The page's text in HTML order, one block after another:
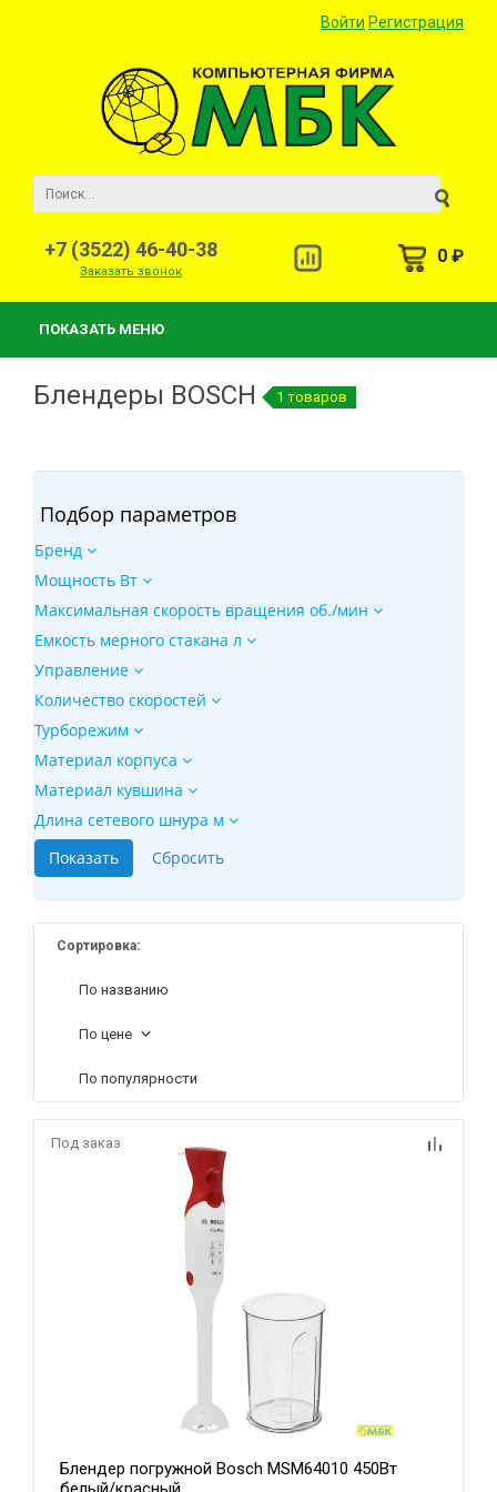
Войти Регистрация
+7 (3522) 46-40-38
Заказать звонок
0 ₽
ПОКАЗАТЬ МЕНЮ
Блендеры BOSCH 1 товаров
Подбор параметров
Бренд
Мощность Вт
Максимальная скорость вращения об./мин
Емкость мерного стакана л
Управление
Количество скоростей
Турборежим
Материал корпуса
Материал кувшина
Длина сетевого шнура м
Сортировка:
По названию
По цене
По популярности
Под заказ
Блендер погружной Bosch MSM64010 450Вт